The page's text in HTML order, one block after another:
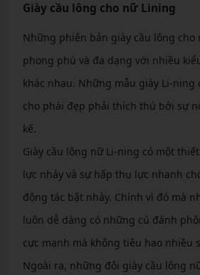
Giày cầu lông cho nữ Lining
Những phiên bản giày cầu lông cho
phong phú và đa dạng với nhiều
khác nhau. Những mẫu giày Li-ning
cho phái đẹp phải thích thú bởi sự
kế.
Giày cầu lông nữ Li-ning có một
lực nhảy và sự hấp thụ lực nhanh
động tác bật nhảy. Chính vì đó mà
luôn dễ dàng có những cú đánh
cực mạnh mà không tiêu hao nhiều
Ngoài ra, những đôi giày cầu lông